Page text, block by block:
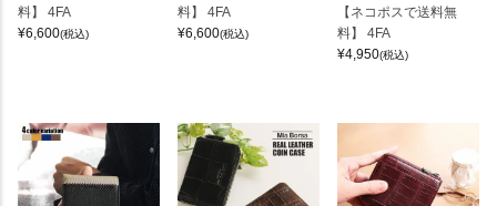
料】 4FA
¥6,600(税込)
料】 4FA
¥6,600(税込)
【ネコポスで送料無
料】 4FA
¥4,950(税込)